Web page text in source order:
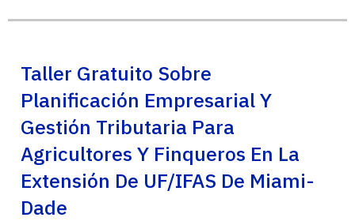
Taller Gratuito Sobre
Planificación Empresarial Y
Gestión Tributaria Para
Agricultores Y Finqueros En La
Extensión De UF/IFAS De Miami-
Dade